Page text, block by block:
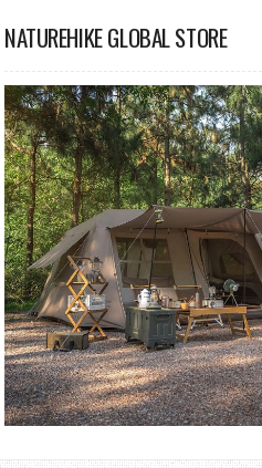
NATUREHIKE GLOBAL STORE